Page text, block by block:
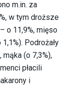
m.in. za
w tym droższe
o 11,9%, mięso
Podrożały
(o 7,3%),
płacili
i